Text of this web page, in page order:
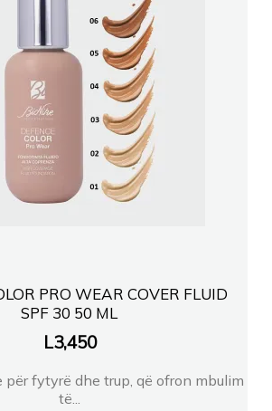
PRO WEAR COVER FLUID
SPF 30 50 ML
L3,450
për fytyrë dhe trup, që ofron mbulim
të...